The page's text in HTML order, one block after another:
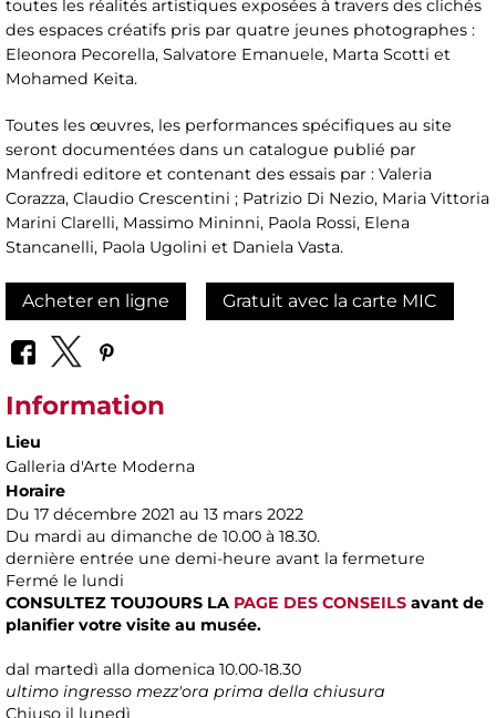
toutes les réalités artistiques exposées à travers des clichés
des espaces créatifs pris par quatre jeunes photographes :
Eleonora Pecorella, Salvatore Emanuele, Marta Scotti et
Mohamed Keita.
Toutes les œuvres, les performances spécifiques au site
seront documentées dans un catalogue publié par
Manfredi editore et contenant des essais par : Valeria
Corazza, Claudio Crescentini ; Patrizio Di Nezio, Maria Vittoria
Marini Clarelli, Massimo Mininni, Paola Rossi, Elena
Stancanelli, Paola Ugolini et Daniela Vasta.
Acheter en ligne Gratuit avec la carte MIC
Information
Lieu
Galleria d'Arte Moderna
Horaire
Du 17 décembre 2021 au 13 mars 2022
Du mardi au dimanche de 10.00 à 18.30.
dernière entrée une demi-heure avant la fermeture
Fermé le lundi
CONSULTEZ TOUJOURS LA PAGE DES CONSEILS avant de
planifier votre visite au musée.
dal martedì alla domenica 10.00-18.30
ultimo ingresso mezz'ora prima della chiusura
Chiuso il lunedì